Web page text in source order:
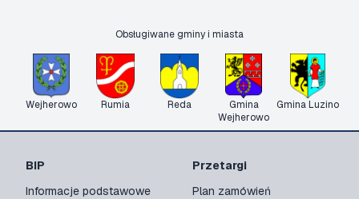
Obsługiwane gminy i miasta
Wejherowo Rumia Reda
Gmina
Wejherowo
Gmina Luzino
BIP
Informacje podstawowe
Przetargi
Plan zamówień